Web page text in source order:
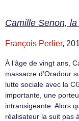
Camille Senon,
François Perlier,
À l’âge de vingt ans,
massacre d’Oradour
lutte sociale avec la
importante, une
intransigeante. Alors
réalisateur la suit pas